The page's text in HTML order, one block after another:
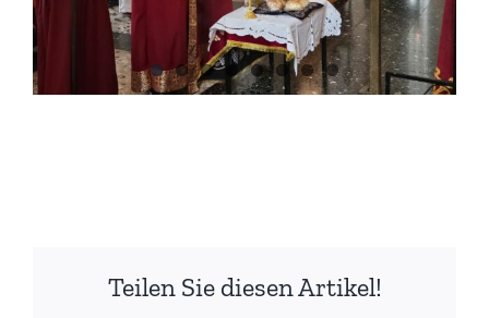
Teilen Sie diesen Artikel!